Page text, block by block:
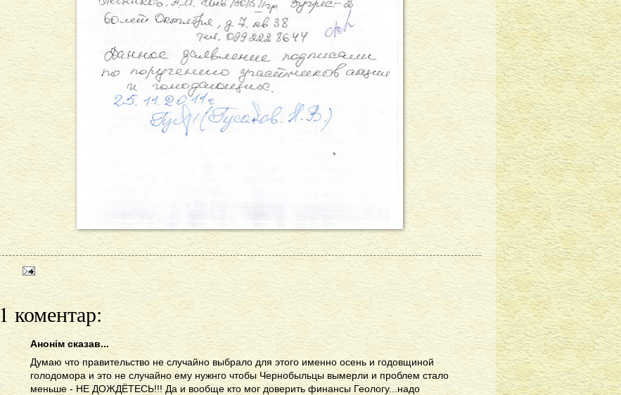
1 коментар:
Анонім сказав...
Думаю что правительство не случайно выбрало для этого именно осень и годовщиной
голодомора и это не случайно ему нужнго чтобы Чернобыльцы вымерли и проблем стало
меньше - НЕ ДОЖДЁТЕСЬ!!! Да и вообще кто мог доверить финансы Геологу...надо